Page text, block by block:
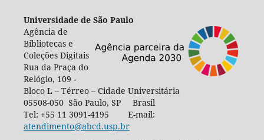
Universidade de São Paulo
Agência de
Bibliotecas e
Coleções Digitais
Rua da Praça do
Relógio, 109 -
Bloco L – Térreo – Cidade Universitária
05508-050 São Paulo, SP Brasil
Tel: +55 11 3091-4195 E-mail:
atendimento@abcd.usp.br